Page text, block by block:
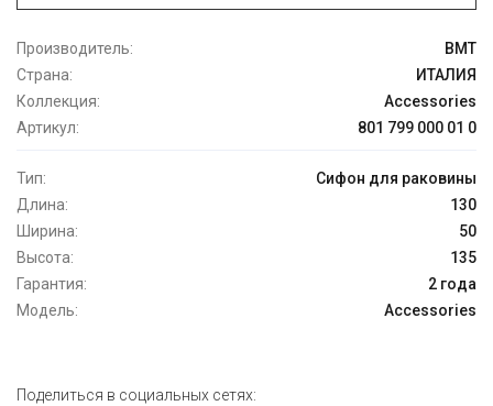
Производитель:
BMT
Страна:
ИТАЛИЯ
Коллекция:
Accessories
Артикул:
801 799 000 01 0
Тип:
Сифон для раковины
Длина:
130
Ширина:
50
Высота:
135
Гарантия:
2 года
Модель:
Accessories
Поделиться в социальных сетях: